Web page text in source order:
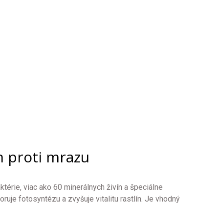
proti mrazu
viac ako 60 minerálnych živín a špeciálne
fotosyntézu a zvyšuje vitalitu rastlín. Je vhodný